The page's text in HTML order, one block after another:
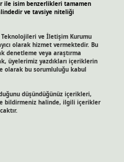
ile isim benzerlikleri tamamen
ve tavsiye niteliği
Teknolojileri ve İletişim Kurumu
olarak hizmet vermektedir. Bu
denetleme veya araştırma
üyelerimiz yazdıkları içeriklerin
olarak bu sorumluluğu kabul
düşündüğünüz içerikleri,
bildirmeniz halinde, ilgili içerikler